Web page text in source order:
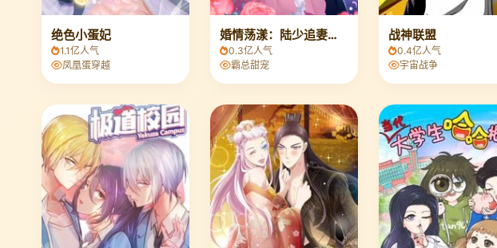
绝色小蛋妃
1.1亿人气
凤凰蛋穿越
婚情荡漾：陆少追妻请排队
0.3亿人气
霸总甜宠
战神联盟
0.4亿人气
宇宙战争